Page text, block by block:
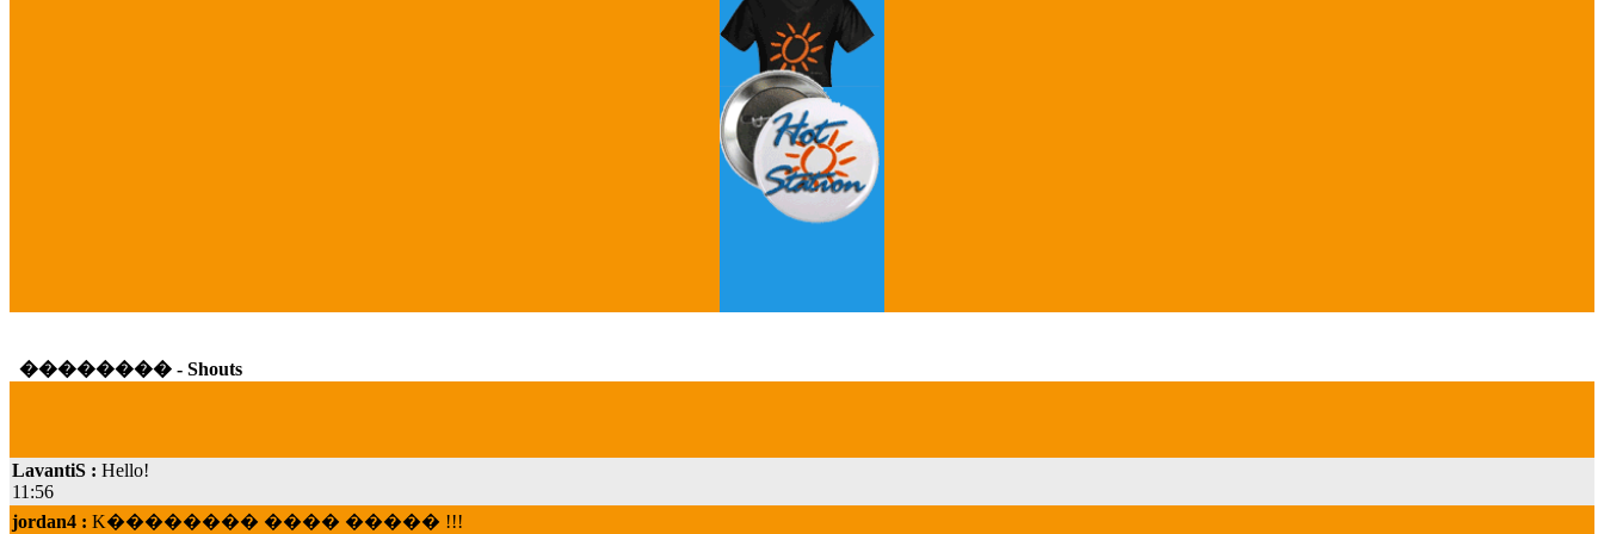
Grey's Anatomy
�������� - Shouts
11:56
jordan4 :K�������� ���� ����� !!!
19:45